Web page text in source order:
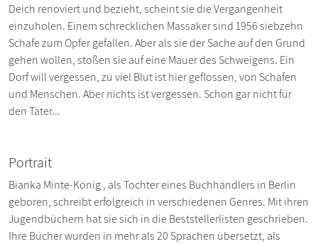
Deich renoviert und bezieht, scheint sie die Vergangenheit
einzuholen. Einem schrecklichen Massaker sind 1956 siebzehn
Schafe zum Opfer gefallen. Aber als sie der Sache auf den Grund
gehen wollen, stoßen sie auf eine Mauer des Schweigens. Ein
Dorf will vergessen, zu viel Blut ist hier geflossen, von Schafen
und Menschen. Aber nichts ist vergessen. Schon gar nicht für
den Täter...
Portrait
Bianka Minte-König , als Tochter eines Buchhändlers in Berlin
geboren, schreibt erfolgreich in verschiedenen Genres. Mit ihren
Jugendbüchern hat sie sich in die Beststellerlisten geschrieben.
Ihre Bücher wurden in mehr als 20 Sprachen übersetzt, als